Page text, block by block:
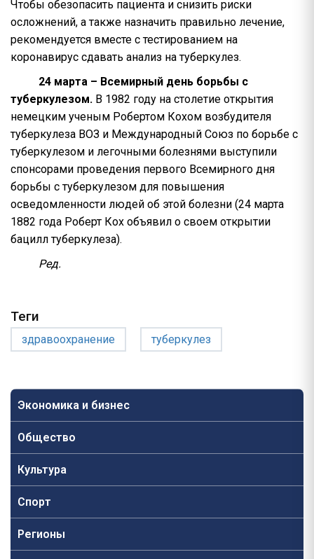
Экономика и бизнес
Общество
Культура
Спорт
Регионы
Чтобы обезопасить пациента и снизить риски
осложнений, а также назначить правильно лечение,
рекомендуется вместе с тестированием на
коронавирус сдавать анализ на туберкулез.
24 марта – Всемирный день борьбы с
туберкулезом. В 1982 году на столетие открытия
немецким ученым Робертом Кохом возбудителя
туберкулеза ВОЗ и Международный Союз по борьбе с
туберкулезом и легочными болезнями выступили
спонсорами проведения первого Всемирного дня
борьбы с туберкулезом для повышения
осведомленности людей об этой болезни (24 марта
1882 года Роберт Кох объявил о своем открытии
бацилл туберкулеза).
Ред.
Теги
здравоохранение туберкулез